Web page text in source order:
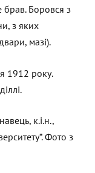
брав. Боровся з
з яких
мазі).
1912 року.
к.і.н.,
Фото з